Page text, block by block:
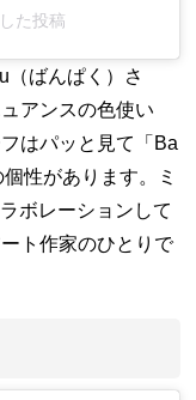
た投稿
（ばんぱく）さ
アンスの色使い
はパッと見て「Ba
性があります。ミ
ボレーションして
ト作家のひとりで